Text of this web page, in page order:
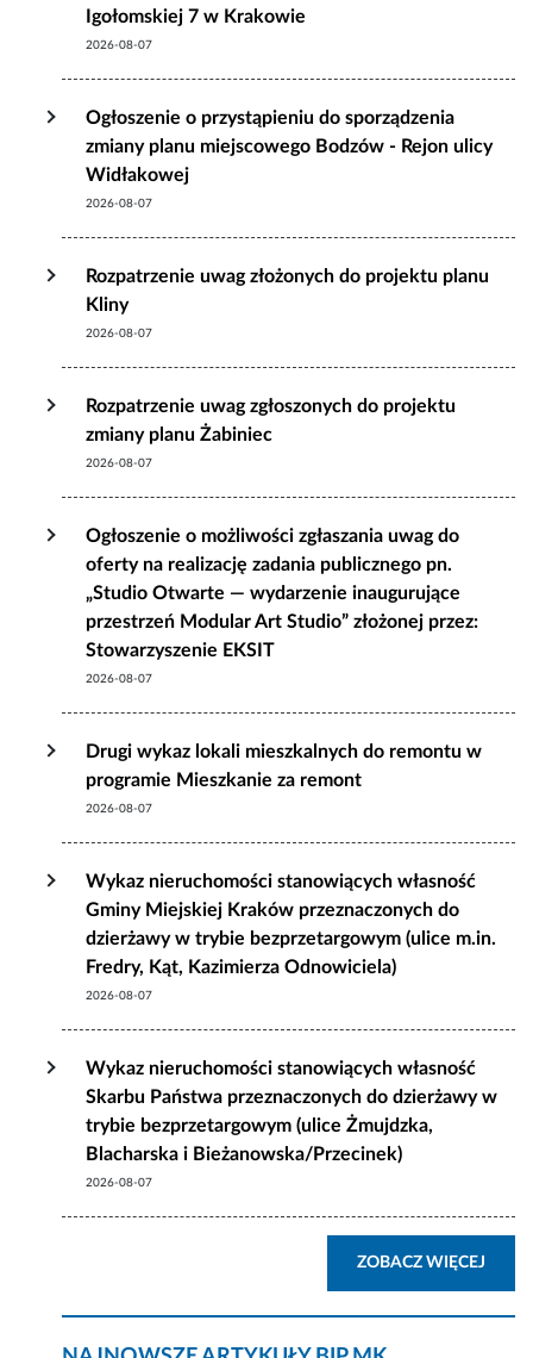
Igołomskiej 7 w Krakowie
2026-08-07
Ogłoszenie o przystąpieniu do sporządzenia
zmiany planu miejscowego Bodzów - Rejon ulicy
Widłakowej
2026-08-07
Rozpatrzenie uwag złożonych do projektu planu
Kliny
2026-08-07
Rozpatrzenie uwag zgłoszonych do projektu
zmiany planu Żabiniec
2026-08-07
Ogłoszenie o możliwości zgłaszania uwag do
oferty na realizację zadania publicznego pn.
„Studio Otwarte — wydarzenie inaugurujące
przestrzeń Modular Art Studio” złożonej przez:
Stowarzyszenie EKSIT
2026-08-07
Drugi wykaz lokali mieszkalnych do remontu w
programie Mieszkanie za remont
2026-08-07
Wykaz nieruchomości stanowiących własność
Gminy Miejskiej Kraków przeznaczonych do
dzierżawy w trybie bezprzetargowym (ulice m.in.
Fredry, Kąt, Kazimierza Odnowiciela)
2026-08-07
Wykaz nieruchomości stanowiących własność
Skarbu Państwa przeznaczonych do dzierżawy w
trybie bezprzetargowym (ulice Żmujdzka,
Blacharska i Bieżanowska/Przecinek)
2026-08-07
ZOBACZ WIĘCEJ